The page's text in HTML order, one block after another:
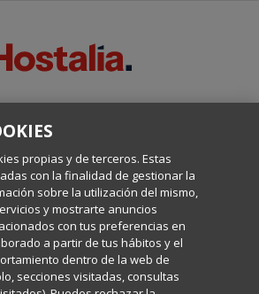
Comunicación de Hostalia, dirigido por
y Tecnología.
Política de privacidad
Política de cookies
propias y de terceros. Estas
con la finalidad de gestionar la
sobre la utilización del mismo,
y mostrarte anuncios
con tus preferencias en
a partir de tus hábitos y el
dentro de la web de
secciones visitadas, consultas